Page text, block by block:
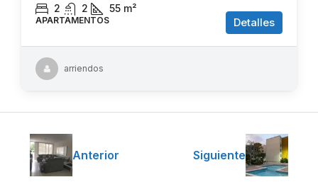
2 2 55 m²
APARTAMENTOS Detalles
arriendos
Anterior Siguiente